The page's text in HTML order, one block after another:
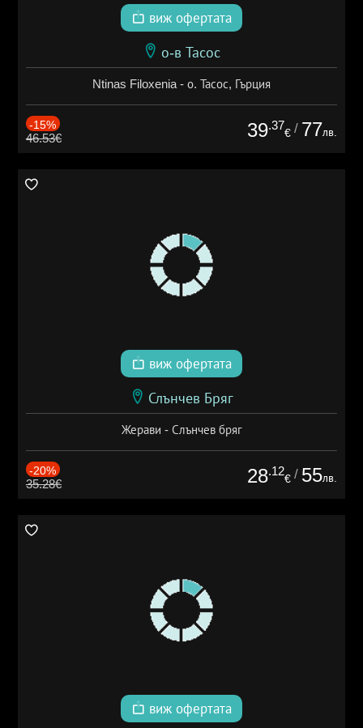
виж офертата
о-в Тасос
Ntinas Filoxenia - о. Тасос, Гърция
-15%
46.53€ 39.37
€ / 77лв.
виж офертата
Слънчев Бряг
Жерави - Слънчев бряг
-20%
35.28€ 28.12
€ / 55лв.
виж офертата